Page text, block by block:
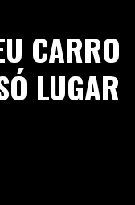
CARRO
LUGAR